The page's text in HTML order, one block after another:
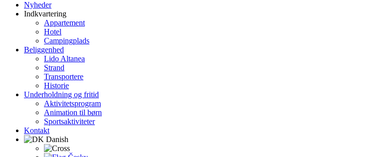
Nyheder
Indkvartering
Appartement
Hotel
Campingplads
Beliggenhed
Lido Altanea
Strand
Transportere
Historie
Underholdning og fritid
Aktivitetsprogram
Animation til børn
Sportsaktiviteter
Kontakt
Danish